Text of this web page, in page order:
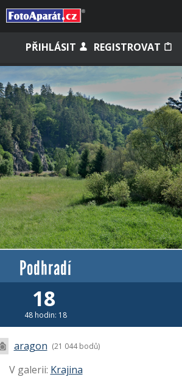
PŘIHLÁSIT REGISTROVAT
Zapamatovat
Zapomněli jste heslo?
Měli jste účet na starém webu?
Podhradí
18
48 hodin: 18
aragon (21 044 bodů)
V galerii: Krajina